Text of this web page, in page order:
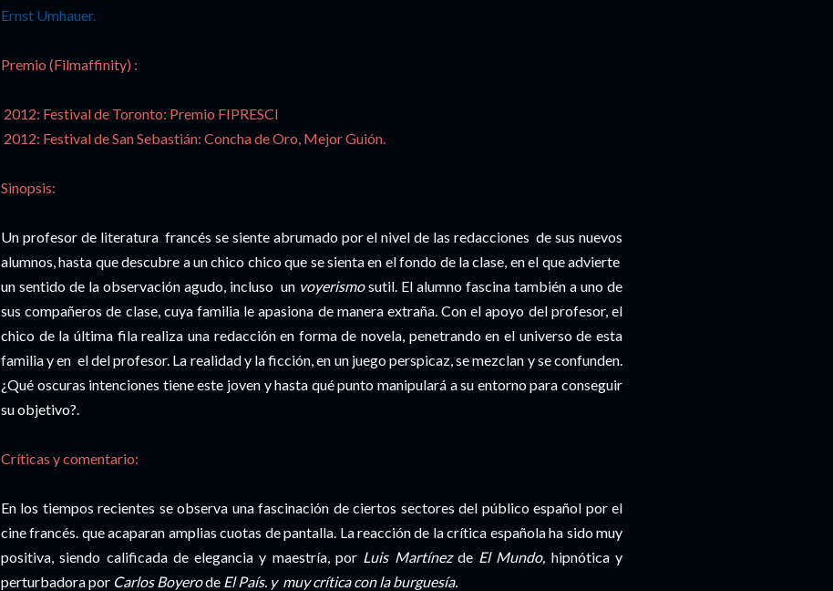
Ernst Umhauer.
Premio (Filmaffinity) :
2012: Festival de Toronto: Premio FIPRESCI
2012: Festival de San Sebastián: Concha de Oro, Mejor Guión.
Sinopsis:
Un profesor de literatura francés se siente abrumado por el nivel de las redacciones de sus nuevos
alumnos, hasta que descubre a un chico chico que se sienta en el fondo de la clase, en el que advierte
un sentido de la observación agudo, incluso un voyerismosutil. El alumno fascina también a uno de
sus compañeros de clase, cuya familia le apasiona de manera extraña. Con el apoyo del profesor, el
chico de la última fila realiza una redacción en forma de novela, penetrando en el universo de esta
familia y en el del profesor. La realidad y la ficción, en un juego perspicaz, se mezclan y se confunden.
¿Qué oscuras intenciones tiene este joven y hasta qué punto manipulará a su entorno para conseguir
su objetivo?.
Críticas y comentario:
En los tiempos recientes se observa una fascinación de ciertos sectores del público español por el
cine francés. que acaparan amplias cuotas de pantalla. La reacción de la crítica española ha sido muy
positiva, siendo calificada de elegancia y maestría, por Luis Martínezde El Mundo, hipnótica y
perturbadora por Carlos Boyerode El País. y muy crítica con la burguesía.